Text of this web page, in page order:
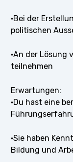
·Bei der
politischen
·An der
teilnehmen
Erwartungen:
·Du hast eine
·Sie haben
Bildung und